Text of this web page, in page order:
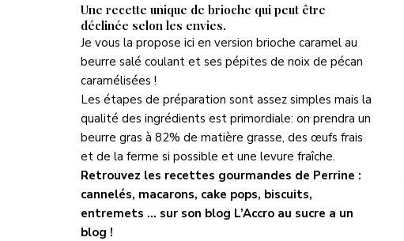
Une recette unique de brioche qui peut être
déclinée selon les envies.
Je vous la propose ici en version brioche caramel au
beurre salé coulant et ses pépites de noix de pécan
caramélisées !
Les étapes de préparation sont assez simples mais la
qualité des ingrédients est primordiale: on prendra un
beurre gras à 82% de matière grasse, des œufs frais
et de la ferme si possible et une levure fraîche.
Retrouvez les recettes gourmandes de Perrine :
cannelés, macarons, cake pops, biscuits,
entremets … sur son blog L’Accro au sucre a un
blog !